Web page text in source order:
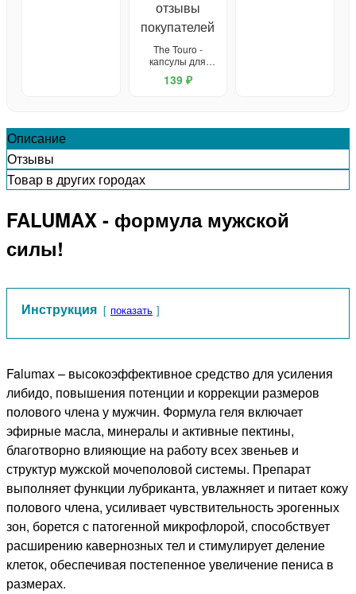
The Touro -
капсулы для
потенции
139 ₽
Описание
Отзывы
Товар в других городах
FALUMAX - формула мужской
силы!
Инструкция показать
Falumax – высокоэффективное средство для усиления
либидо, повышения потенции и коррекции размеров
полового члена у мужчин. Формула геля включает
эфирные масла, минералы и активные пектины,
благотворно влияющие на работу всех звеньев и
структур мужской мочеполовой системы. Препарат
выполняет функции лубриканта, увлажняет и питает кожу
полового члена, усиливает чувствительность эрогенных
зон, борется с патогенной микрофлорой, способствует
расширению кавернозных тел и стимулирует деление
клеток, обеспечивая постепенное увеличение пениса в
размерах.